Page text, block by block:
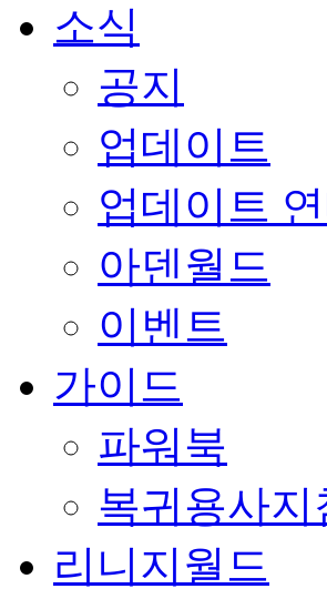
소식
공지
업데이트
업데이트
아덴월드
이벤트
가이드
파워북
복귀용사지
리니지월드